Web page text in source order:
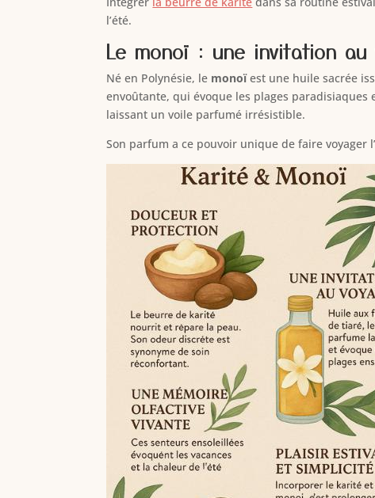
l’été.
Le monoï : une invitation au
Né en Polynésie, le monoïest une huile sacrée
envoûtante, qui évoque les plages
laissant un voile parfumé irrésistible.
Son parfum a ce pouvoir unique de faire voyager